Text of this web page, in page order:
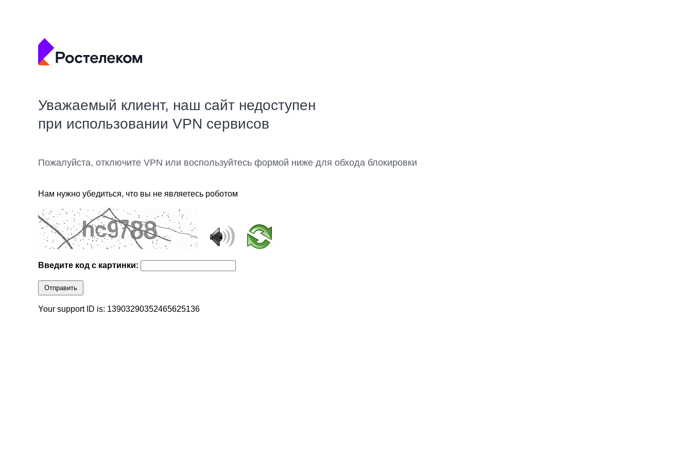
Уважаемый клиент, наш сайт недоступен
при использовании VPN сервисов
Пожалуйста, отключите VPN или воспользуйтесь формой ниже для обхода блокировки
Нам нужно убедиться, что вы не являетесь роботом
Введите код с картинки:
Отправить
Your support ID is: 13903290352465625136